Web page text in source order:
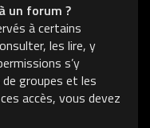
un forum ?
à certains
les lire, y
s’y
groupes et les
accès, vous devez